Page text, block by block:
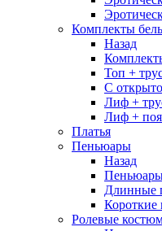
Комплекты
Назад
Топ +
С
Лиф +
Лиф +
Платья
Пеньюары
Назад
Длинные
Ролевые